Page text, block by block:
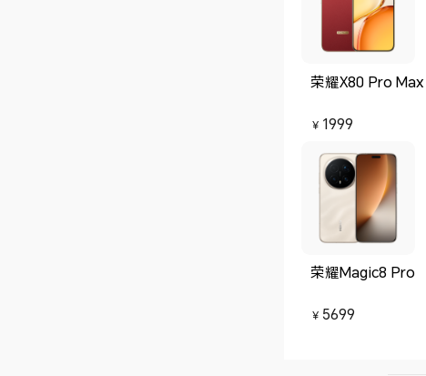
荣耀X80 Pro Max
￥ 1999
荣耀Magic8 Pro
￥ 5699